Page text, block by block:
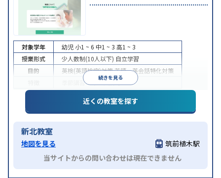
続きを見る
対象学年 幼児 小1 ~ 6 中1 ~ 3 高1 ~ 3
授業形式
少人数制(10人以下) 自立学習
目的
英検(英語検定)対策英語・英会話特化対策
季節講習のみの受講可
近くの教室を探す
新北教室
地図を見る
筑前植木駅
当サイトからの問い合わせは現在できません